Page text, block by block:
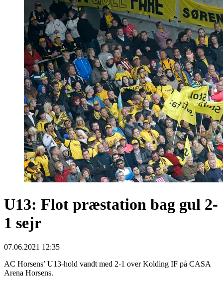
U13: Flot præstation bag gul 2-
1 sejr
07.06.2021 12:35
AC Horsens’ U13-hold vandt med 2-1 over Kolding IF på CASA
Arena Horsens.